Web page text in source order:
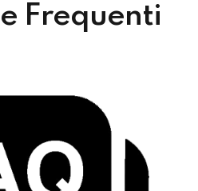
Frequenti